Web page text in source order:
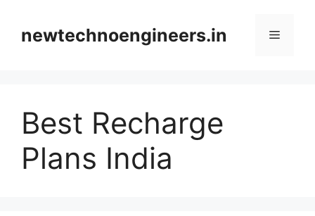
contentnewtechnoengineers.in Menu
Best Recharge
Plans India